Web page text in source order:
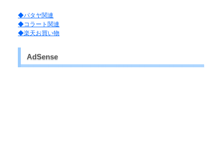
◆パタヤ関連
◆コラート関連
◆楽天お買い物
AdSense